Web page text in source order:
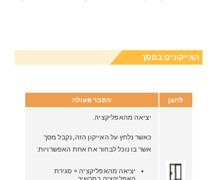
האייקונים במסך
לחצן הסבר פעולה
יציאה מהאפליקציה.
כאשר נלחץ על האייקון הזה, נקבל מסך
אשר בו נוכל לבחור את אחת האפשרויות:
יציאה מהאפליקציה = סגירת